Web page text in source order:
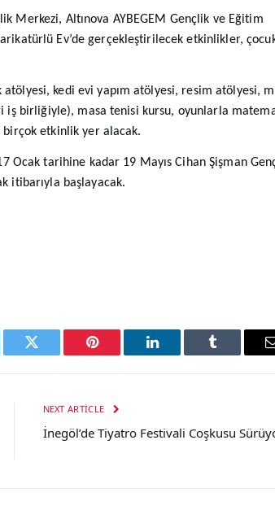
Merkezi, Altınova AYBEGEM Gençlik ve Eğitim
Ev’de gerçekleştirilecek etkinlikler,
atölyesi, kedi evi yapım atölyesi, resim atölyesi,
iş birliğiyle), masa tenisi kursu, oyunlarla
etkinlik yer alacak.
Ocak tarihine kadar 19 Mayıs Cihan Şişman
itibarıyla başlayacak.
Twitter Pinterest LinkedIn Tumblr
NEXT ARTICLE
İnegöl’de Tiyatro Festivali Coşkusu